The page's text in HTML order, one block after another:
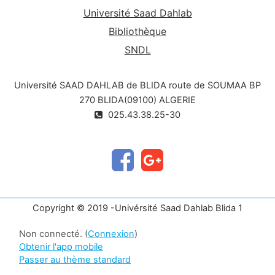
Université Saad Dahlab
Bibliothèque
SNDL
Université SAAD DAHLAB de BLIDA route de SOUMAA BP
270 BLIDA(09100) ALGERIE
025.43.38.25-30
Copyright © 2019 -Univérsité Saad Dahlab Blida 1
Non connecté. (Connexion)
Obtenir l'app mobile
Passer au thème standard